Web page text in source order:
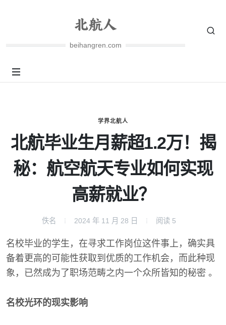
beihangren.com
学界北航人
北航毕业生月薪超1.2万！揭
秘：航空航天专业如何实现
高薪就业？
佚名 2024 年 11 月 28 日 阅读 5
名校毕业的学生，在寻求工作岗位这件事上，确实具
备着更高的可能性获取到优质的工作机会，而此种现
象，已然成为了职场范畴之内一个众所皆知的秘密 。
名校光环的现实影响